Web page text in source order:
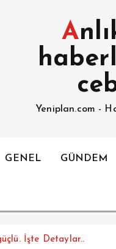
Anlık güncel
Yeniplan.com -
GENEL GÜNDEM
İşte Detaylar..